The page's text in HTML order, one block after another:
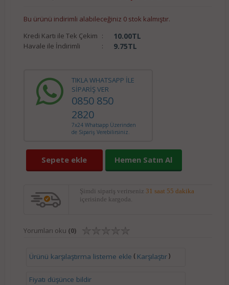
Bu ürünü indirimli alabileceğiniz 0 stok kalmıştır.
Kredi Kartı ile Tek Çekim : 10.00TL
Havale ile İndirimli : 9.75TL
TIKLA WHATSAPP İLE
SİPARİŞ VER
0850 850
2820
7x24 Whatsapp Üzerinden
de Sipariş Verebilirsiniz.
Sepete ekle Hemen Satın Al
Şimdi sipariş verirseniz 31 saat 55 dakika
içerisinde kargoda.
Yorumları oku (0)
Ürünü karşılaştırma listeme ekle ( Karşılaştır)
Fiyatı düşünce bildir